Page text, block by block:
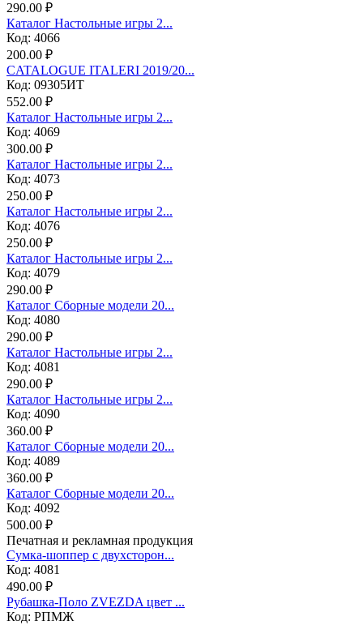
290.00 ₽
Каталог Настольные игры 2...
Код: 4066
200.00 ₽
CATALOGUE ITALERI 2019/20...
Код: 09305ИТ
552.00 ₽
Каталог Настольные игры 2...
Код: 4069
300.00 ₽
Каталог Настольные игры 2...
Код: 4073
250.00 ₽
Каталог Настольные игры 2...
Код: 4076
250.00 ₽
Каталог Настольные игры 2...
Код: 4079
290.00 ₽
Каталог Сборные модели 20...
Код: 4080
290.00 ₽
Каталог Настольные игры 2...
Код: 4081
290.00 ₽
Каталог Настольные игры 2...
Код: 4090
360.00 ₽
Каталог Сборные модели 20...
Код: 4089
360.00 ₽
Каталог Сборные модели 20...
Код: 4092
500.00 ₽
Печатная и рекламная продукция
Сумка-шоппер с двухсторон...
Код: 4081
490.00 ₽
Рубашка-Поло ZVEZDA цвет ...
Код: РПМЖ